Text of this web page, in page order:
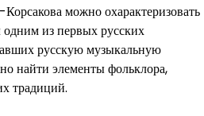
можно охарактеризовать
из первых русских
русскую музыкальную
найти элементы фольклора,
традиций.